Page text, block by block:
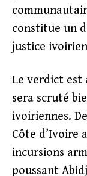
constitue un
justice
Le verdict est
sera scruté
ivoiriennes.
Côte d’Ivoire
incursions
poussant